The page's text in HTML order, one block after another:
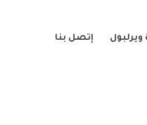
إتصل بنا